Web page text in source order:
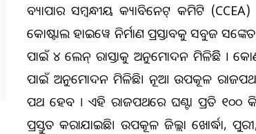
ବ୍ୟାପାର ସମ୍ବନ୍ଧୀୟ କ୍ୟାବିନେଟ୍ କମିଟି
କୋଷ୍ଟାଲ ହାଇୱେ ନିର୍ମାଣ ପ୍ରସ୍ତାବକୁ ସବୁଜ
ପାଇଁ ୪ ଲେନ୍ ରାସ୍ତାକୁ ଅନୁମୋଦନ ମିଳିଛିି ।
ପାଇଁ ଅନୁମୋଦନ ମିଳିଛି। ନୂଆ ଉପକୂଳ
ପଥ ହେବ । ଏହି ରାଜପଥରେ ଘଣ୍ଟା ପ୍ରତି ୧୦୦
ପ୍ରସ୍ତୁତ କରାଯାଇଛି। ଉପକୂଳ ଜିଲ୍ଲା ଖୋର୍ଦ୍ଧା,